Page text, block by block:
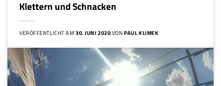
Klettern und Schnacken
VERÖFFENTLICHT AM30. JUNI 2020VONPAUL KLIMEK